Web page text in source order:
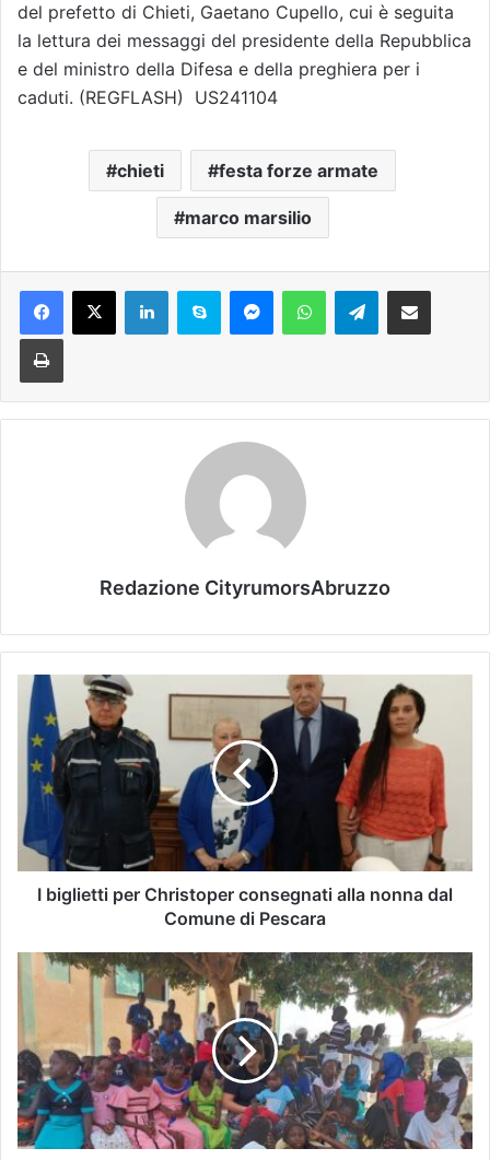
del prefetto di Chieti, Gaetano Cupello, cui è seguita
la lettura dei messaggi del presidente della Repubblica
e del ministro della Difesa e della preghiera per i
caduti. (REGFLASH) US241104
chieti festa forze armate
marco marsilio
Telegram
Redazione CityrumorsAbruzzo
I biglietti per Christoper consegnati alla nonna dal
Comune di Pescara